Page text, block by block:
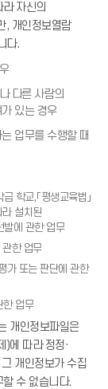
라 자신의
, 개인정보열람
다.
다른 사람의
있는 경우
업무를 수행할 때
학교,「평생교육법」
설치된
발에 관한 업무
한 업무
가 또는 판단에 관한
한 업무
개인정보파일은
)에 따라 정정·
개인정보가 수집
수 없습니다.